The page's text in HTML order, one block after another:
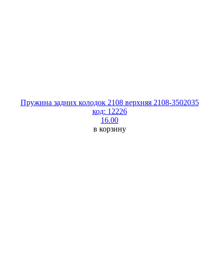
Пружина задних колодок 2108 верхняя 2108-3502035
код: 12226
16.00
в корзину